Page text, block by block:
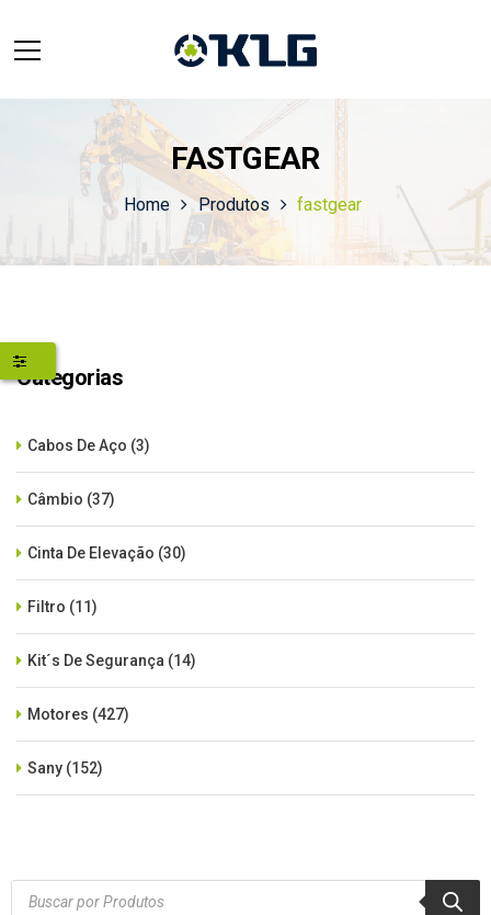
FASTGEAR
Home Produtos fastgear
Categorias
Cabos De Aço (3)
Câmbio (37)
Cinta De Elevação (30)
Filtro (11)
Kit´s De Segurança (14)
Motores (427)
Sany (152)
Products
search